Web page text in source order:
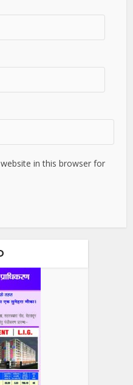
in this browser for